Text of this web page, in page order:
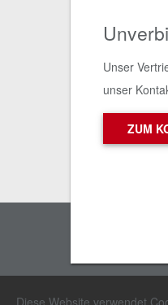
Unser
unser
ZUM
Diese Website verwendet